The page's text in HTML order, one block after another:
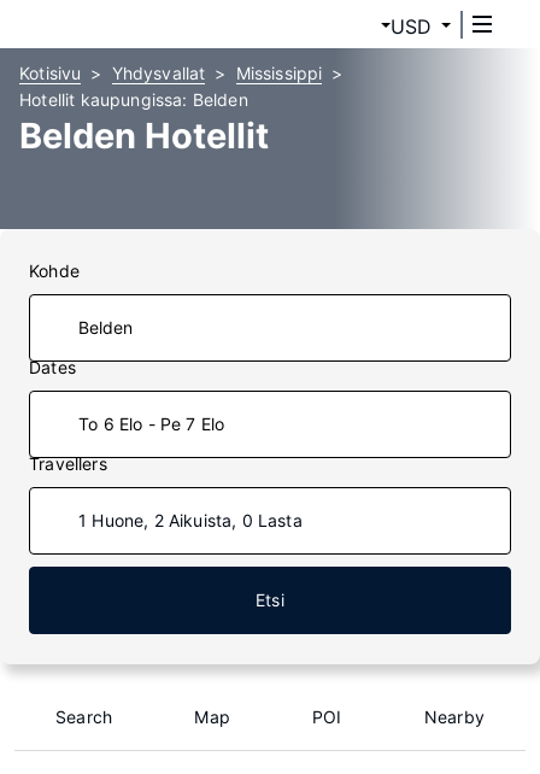
USD
Kotisivu Yhdysvallat
Mississippi
Hotellit kaupungissa: Belden
Belden Hotellit
Kohde
Dates
To 6 Elo - Pe 7 Elo
Travellers
1 Huone, 2 Aikuista, 0 Lasta
Etsi
Search Map POI Nearby